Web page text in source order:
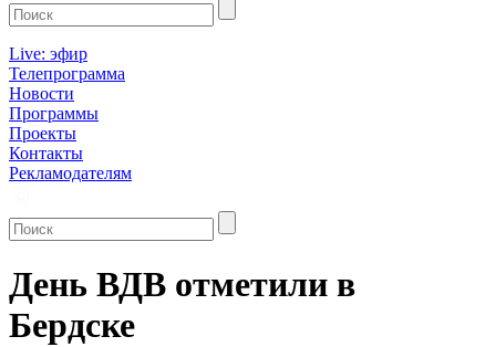
Live: эфир
Телепрограмма
Новости
Программы
Проекты
Контакты
Рекламодателям
День ВДВ отметили в
Бердске